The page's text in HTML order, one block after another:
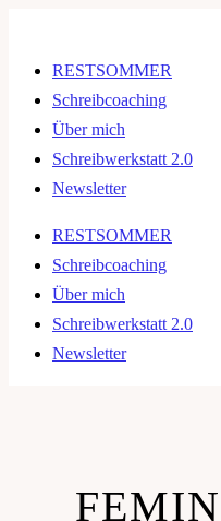
RESTSOMMER
Schreibcoaching
Über mich
Schreibwerkstatt 2.0
Newsletter
RESTSOMMER
Schreibcoaching
Über mich
Schreibwerkstatt 2.0
Newsletter